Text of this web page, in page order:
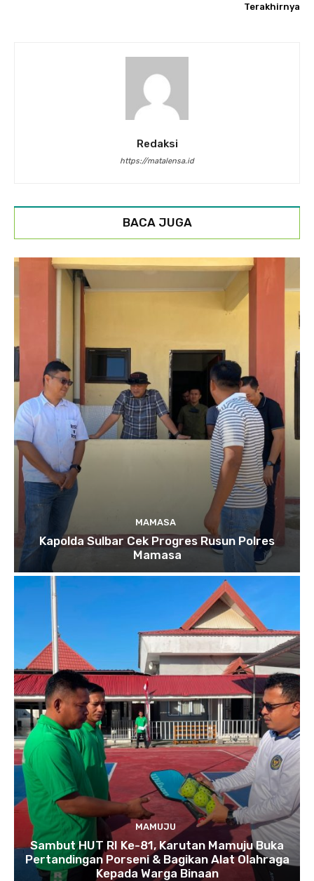
Terakhirnya
Redaksi
https://matalensa.id
BACA JUGA
MAMASA
Kapolda Sulbar Cek Progres Rusun Polres
Mamasa
MAMUJU
Sambut HUT RI Ke-81, Karutan Mamuju Buka
Pertandingan Porseni & Bagikan Alat Olahraga
Kepada Warga Binaan